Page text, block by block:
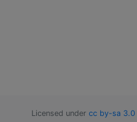
Licensed under cc by-sa 3.0